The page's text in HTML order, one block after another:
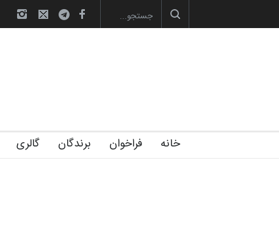
آغاز دوره‌های تخصصی فصل تابستان 1405 خانه کا… آیین اختتامیه و اهدای جوایز سوم…
خانه فراخوان برندگان گالری